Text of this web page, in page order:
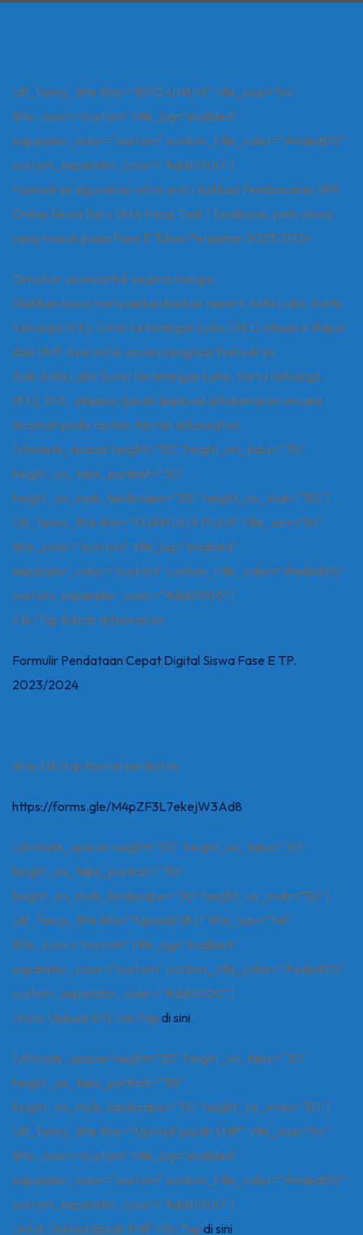
[dt_fancy_title title=”INFO UMUM” title_size=”h4″
title_color=”custom” title_bg=”enabled”
separator_color=”custom” custom_title_color=”#eded00″
custom_separator_color=”#dd0000″]
Formulir ini digunakan untuk entri Aplikasi Pembayaran SPP
Online Siswa Baru SMA Hang Tuah 1 Surabaya, yaitu siswa
yang masuk pada Fase E Tahun Pelajaran 2023/2024.
Dimohon siswa untuk segera mengisi.
Silahkan siswa menyiapkan berkas seperti Akta Lahir, Kartu
Keluarga (KK), Surat Keterangan Lulus (SKL) ataupun Rapor
dari SMP Asal untuk acuan pengisian formulir ini.
Baik Akta Lahir/Surat Keterangan Lahir, Kartu Keluarga
(KK), SKL, ataupun Ijasah diupload di halaman ini secara
terpisah pada tautan-tautan di bawah ini.
[ultimate_spacer height=”30″ height_on_tabs=”30″
height_on_tabs_portrait=”30″
height_on_mob_landscape=”30″ height_on_mob=”30″]
[dt_fancy_title title=”FORMULIR ISIAN” title_size=”h4″
title_color=”custom” title_bg=”enabled”
separator_color=”custom” custom_title_color=”#eded00″
custom_separator_color=”#dd0000″]
Klik/Tap tulisan di bawah ini:
Formulir Pendataan Cepat Digital Siswa Fase E TP.
2023/2024
atau klik/tap tautan berikut ini:
https://forms.gle/M4pZF3L7ekejW3Ad8
[ultimate_spacer height=”30″ height_on_tabs=”30″
height_on_tabs_portrait=”30″
height_on_mob_landscape=”30″ height_on_mob=”30″]
[dt_fancy_title title=”Upload SKL” title_size=”h4″
title_color=”custom” title_bg=”enabled”
separator_color=”custom” custom_title_color=”#eded00″
custom_separator_color=”#dd0000″]
Untuk Upload SKL klik/tap di sini
[ultimate_spacer height=”30″ height_on_tabs=”30″
height_on_tabs_portrait=”30″
height_on_mob_landscape=”30″ height_on_mob=”30″]
[dt_fancy_title title=”Upload Ijazah SMP” title_size=”h4″
title_color=”custom” title_bg=”enabled”
separator_color=”custom” custom_title_color=”#eded00″
custom_separator_color=”#dd0000″]
Untuk Upload Ijasah SMP Klik/Tap di sini